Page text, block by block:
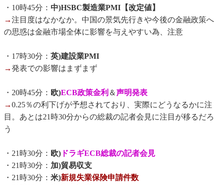
・10時45分： 中)HSBC製造業PMI【改定値】
→注目度はなかなか。中国の景気先行きや今後の金融政策へ
の思惑は金融市場全体に影響を与えやすい為、注意
・17時30分： 英)建設業PMI
→発表での影響はまずまず
・20時45分： 欧)ECB政策金利 ＆声明発表
→0.25％の利下げが予想されており、実際にどうなるかに注
目。あとは21時30分からの総裁の記者会見に注目が移るだろ
う
・21時30分： 欧) ドラギECB総裁の記者会見
・21時30分： 加)貿易収支
・21時30分： 米)新規失業保険申請件数